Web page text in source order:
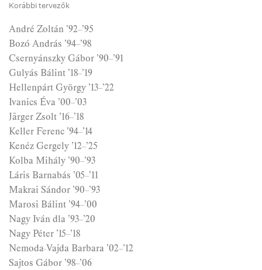
Korábbi tervezők
André Zoltán ’92–’95
Bozó András ’94–’98
Csernyánszky Gábor ’90–’91
Gulyás Bálint ’18–’19
Hellenpárt György ’13–’22
Ivanics Éva ’00–’03
Järger Zsolt ’16–’18
Keller Ferenc ’94–’14
Kenéz Gergely ’12–’25
Kolba Mihály ’90–’93
Láris Barnabás ’05–’11
Makrai Sándor ’90–’93
Marosi Bálint ’94–’00
Nagy Iván dla ’93–’20
Nagy Péter ’15–’18
Nemoda-Vajda Barbara ’02–’12
Sajtos Gábor ’98–’06